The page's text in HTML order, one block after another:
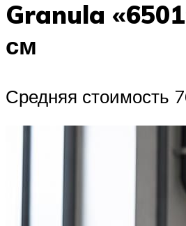
Granula
см
Средняя стоимость